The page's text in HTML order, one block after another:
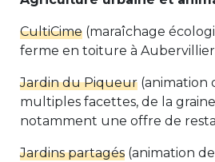
CultiCime(maraîchage
ferme en toiture à
Jardin du Piqueur(animation
multiples facettes, de la graine
notamment une offre de
Jardins partagés(animation